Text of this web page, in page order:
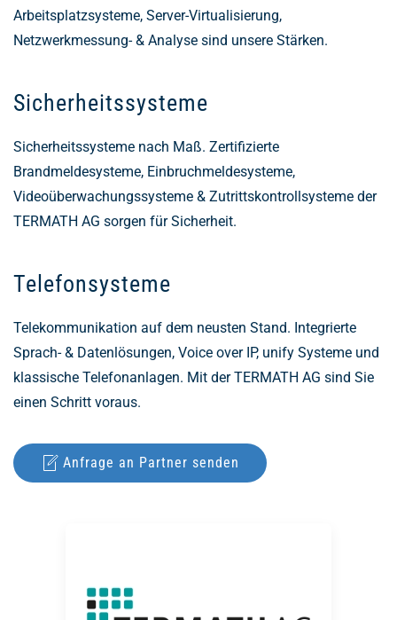
Arbeitsplatzsysteme, Server-Virtualisierung,
Netzwerkmessung- & Analyse sind unsere Stärken.
Sicherheitssysteme
Sicherheitssysteme nach Maß. Zertifizierte
Brandmeldesysteme, Einbruchmeldesysteme,
Videoüberwachungssysteme & Zutrittskontrollsysteme der
TERMATH AG sorgen für Sicherheit.
Telefonsysteme
Telekommunikation auf dem neusten Stand. Integrierte
Sprach- & Datenlösungen, Voice over IP, unify Systeme und
klassische Telefonanlagen. Mit der TERMATH AG sind Sie
einen Schritt voraus.
Anfrage an Partner senden